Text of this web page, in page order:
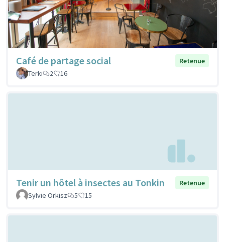
Café de partage social
Retenue
Terki
2 16
Tenir un hôtel à insectes au Tonkin
Retenue
Sylvie Orkisz
5 15